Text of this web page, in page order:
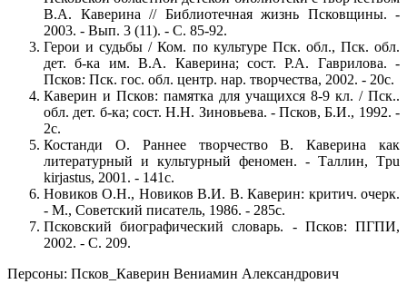
В.А. Каверина // Библиотечная жизнь Псковщины. -
2003. - Вып. 3 (11). - С. 85-92.
Герои и судьбы / Ком. по культуре Пск. обл., Пск. обл.
дет. б-ка им. В.А. Каверина; сост. Р.А. Гаврилова. -
Псков: Пск. гос. обл. центр. нар. творчества, 2002. - 20с.
Каверин и Псков: памятка для учащихся 8-9 кл. / Пск..
обл. дет. б-ка; сост. Н.Н. Зиновьева. - Псков, Б.И., 1992. -
2с.
Костанди О. Раннее творчество В. Каверина как
литературный и культурный феномен. - Таллин, Tpu
kirjastus, 2001. - 141с.
Новиков О.Н., Новиков В.И. В. Каверин: критич. очерк.
- М., Советский писатель, 1986. - 285с.
Псковский биографический словарь. - Псков: ПГПИ,
2002. - С. 209.
Персоны: Псков_Каверин Вениамин Александрович